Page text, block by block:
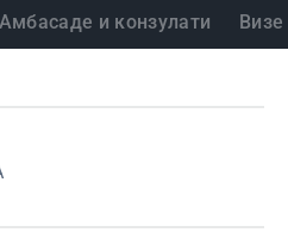
Амбасаде и конзулати